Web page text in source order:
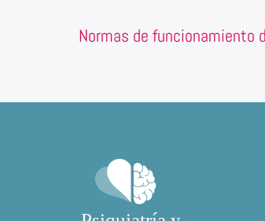
Normas de funcionamiento